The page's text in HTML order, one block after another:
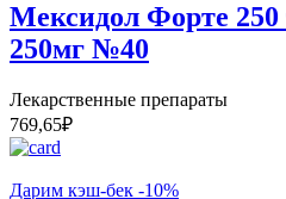
Мексидол Форте 250
250мг №40
Лекарственные препараты
769,65₽
Дарим кэш-бек -10%